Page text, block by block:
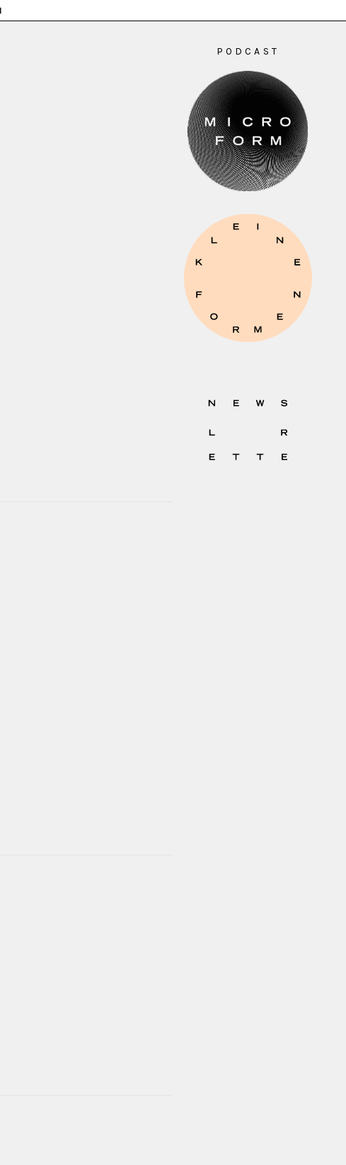
PODCAST